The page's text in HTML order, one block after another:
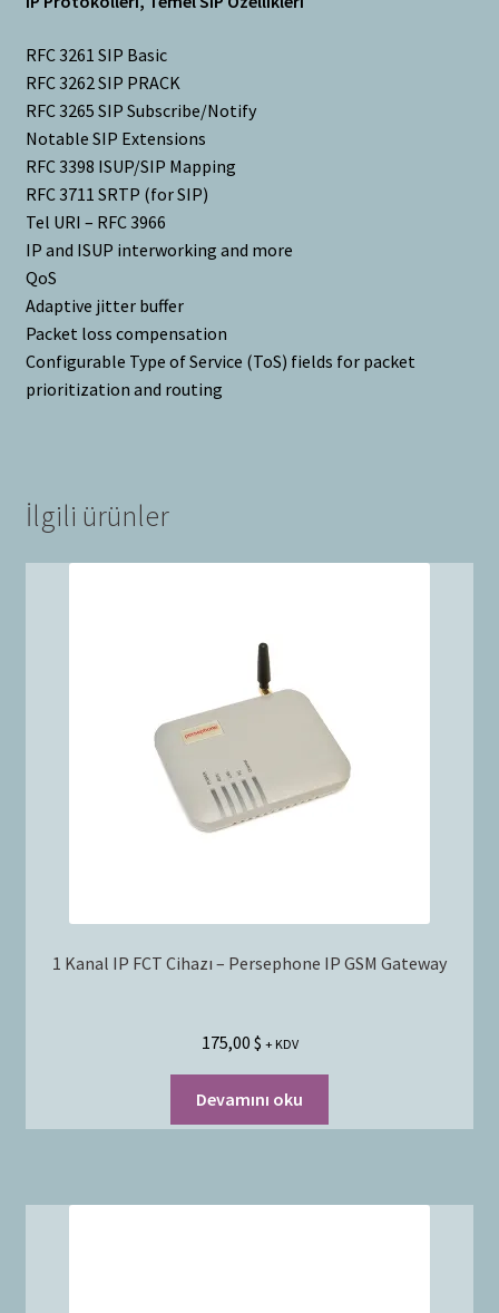
RFC 3261 SIP Basic
RFC 3262 SIP PRACK
RFC 3265 SIP Subscribe/Notify
Notable SIP Extensions
RFC 3398 ISUP/SIP Mapping
RFC 3711 SRTP (for SIP)
Tel URI – RFC 3966
IP and ISUP interworking and more
QoS
Adaptive jitter buffer
Packet loss compensation
Configurable Type of Service (ToS) fields for packet
prioritization and routing
İlgili ürünler
1 Kanal IP FCT Cihazı – Persephone IP GSM Gateway
175,00 $ + KDV
Devamını oku